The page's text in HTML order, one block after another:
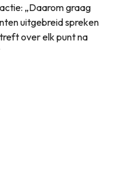
„Daarom graag
uitgebreid spreken
over elk punt na